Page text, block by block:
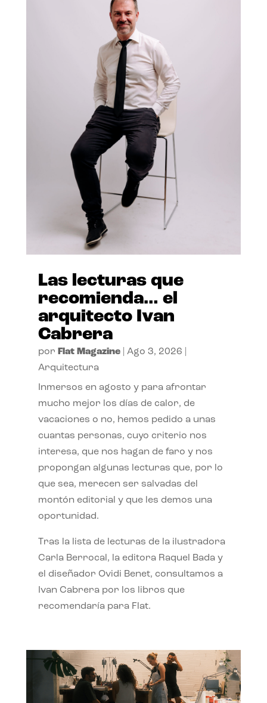
Las lecturas que
recomienda… el
arquitecto Ivan
Cabrera
por Flat Magazine| Ago 3, 2026
Arquitectura
Inmersos en agosto y para afrontar
mucho mejor los días de calor, de
vacaciones o no, hemos pedido a unas
cuantas personas, cuyo criterio nos
interesa, que nos hagan de faro y nos
propongan algunas lecturas que, por lo
que sea, merecen ser salvadas del
montón editorial y que les demos una
oportunidad.
Tras la lista de lecturas de la ilustradora
Carla Berrocal, la editora Raquel Bada y
el diseñador Ovidi Benet, consultamos a
Ivan Cabrera por los libros que
recomendaría para Flat.